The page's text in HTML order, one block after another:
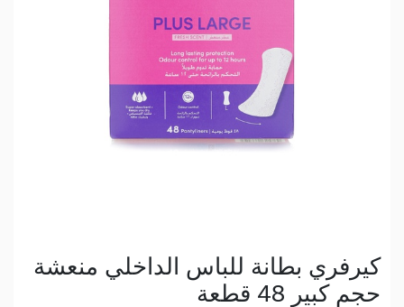
كيرفري بطانة للباس الداخلي منعشة
حجم كبير 48 قطعة